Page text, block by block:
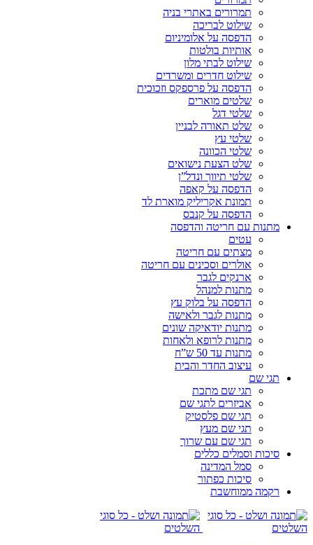
תמרורים באתרי בניה
שילוט לבריכה
הדפסה על אלומיניום
אותיות בולטות
שילוט לבתי מלון
שילוט חדרים ומשרדים
הדפסה על פרספקס וזכוכית
שלטים מוארים
שלטי דגל
שלט תאורה לבניין
שלטי עץ
שלטי הכוונה
שלט הצעת נישואים
שלטי תיווך ונדל”ן
הדפסה על קאפה
תמונת אקריליק מוארת לד
הדפסה על קנבס
מתנות עם חריטה והדפסה
עטים
מצתים עם חריטה
אולרים וסכינים עם חריטה
ארנקים לגבר
מתנות למנהל
הדפסה על בלוק עץ
מתנות לגבר ולאישה
מתנות יודאיקה שונים
מתנות לרופא ולאחות
מתנות עד 50 ש”ח
עיצוב החדר והבית
תגי שם
תגי שם מתכת
אביזרים לתגי שם
תגי שם פלסטיק
תגי שם מעץ
תגי שם עם שרוך
סיכות וסמלים כללים
סמל המדינה
סיכות כפתור
רקמה ממוחשבת